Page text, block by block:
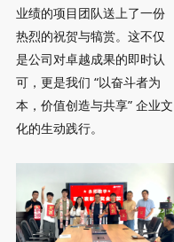
业绩的项目团队送上了一份
热烈的祝贺与犒赏。这不仅
是公司对卓越成果的即时认
可，更是我们 “以奋斗者为
本，价值创造与共享” 企业文
化的生动践行。